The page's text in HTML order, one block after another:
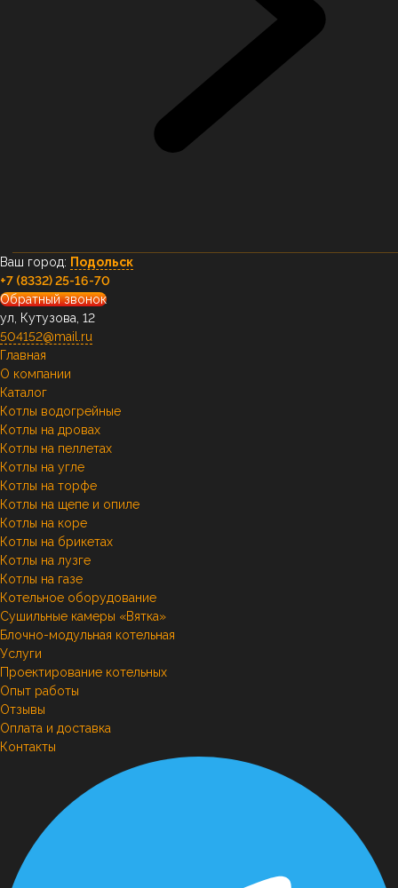
Ваш город: Подольск
+7 (8332) 25-16-70
Обратный звонок
ул, Кутузова, 12
504152@mail.ru
Главная
О компании
Каталог
Котлы водогрейные
Котлы на дровах
Котлы на пеллетах
Котлы на угле
Котлы на торфе
Котлы на щепе и опиле
Котлы на коре
Котлы на брикетах
Котлы на лузге
Котлы на газе
Котельное оборудование
Сушильные камеры «Вятка»
Блочно-модульная котельная
Услуги
Проектирование котельных
Опыт работы
Отзывы
Оплата и доставка
Контакты